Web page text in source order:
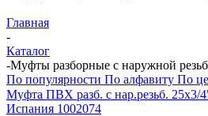
Главная
-
Каталог
-Муфты разборные с наружной
По популярности По алфавиту По
Муфта ПВХ разб. с нар.резьб. 25х3/
Испания 1002074